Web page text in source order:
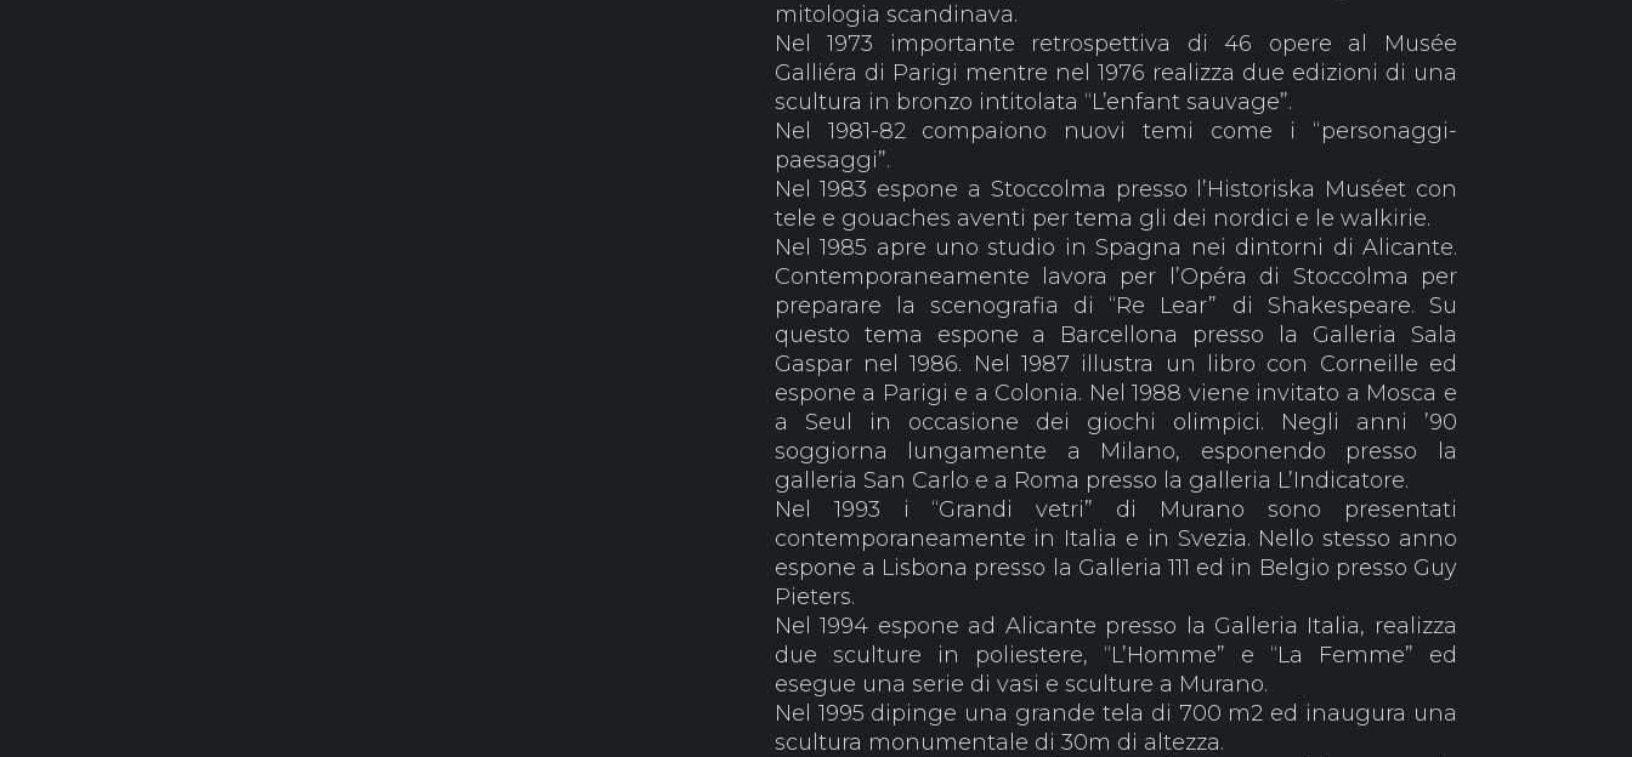
mitologia scandinava.
Nel 1973 importante retrospettiva di 46 opere al Musée
Galliéra di Parigi mentre nel 1976 realizza due edizioni di una
scultura in bronzo intitolata “L’enfant sauvage”.
Nel 1981-82 compaiono nuovi temi come i “personaggi-
paesaggi”.
Nel 1983 espone a Stoccolma presso l’Historiska Muséet con
tele e gouaches aventi per tema gli dei nordici e le walkirie.
Nel 1985 apre uno studio in Spagna nei dintorni di Alicante.
Contemporaneamente lavora per l’Opéra di Stoccolma per
preparare la scenografia di “Re Lear” di Shakespeare. Su
questo tema espone a Barcellona presso la Galleria Sala
Gaspar nel 1986. Nel 1987 illustra un libro con Corneille ed
espone a Parigi e a Colonia. Nel 1988 viene invitato a Mosca e
a Seul in occasione dei giochi olimpici. Negli anni ’90
soggiorna lungamente a Milano, esponendo presso la
galleria San Carlo e a Roma presso la galleria L’Indicatore.
Nel 1993 i “Grandi vetri” di Murano sono presentati
contemporaneamente in Italia e in Svezia. Nello stesso anno
espone a Lisbona presso la Galleria 111 ed in Belgio presso Guy
Pieters.
Nel 1994 espone ad Alicante presso la Galleria Italia, realizza
due sculture in poliestere, “L’Homme” e “La Femme” ed
esegue una serie di vasi e sculture a Murano.
Nel 1995 dipinge una grande tela di 700 m2 ed inaugura una
scultura monumentale di 30m di altezza.